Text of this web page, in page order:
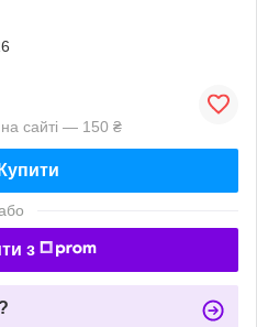
сайті — 150 ₴
Купити
з